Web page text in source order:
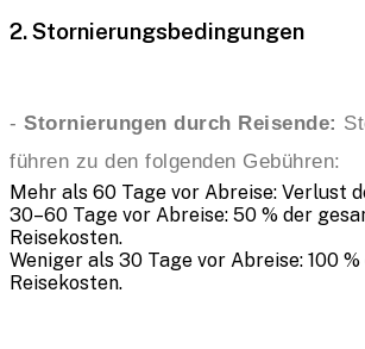
2. Stornierungsbedingungen
-Stornierungen durch Reisende:
führen zu den folgenden Gebühren:
Mehr als 60 Tage vor Abreise: Verlust
30–60 Tage vor Abreise: 50 % der
Reisekosten.
Weniger als 30 Tage vor Abreise: 100
Reisekosten.